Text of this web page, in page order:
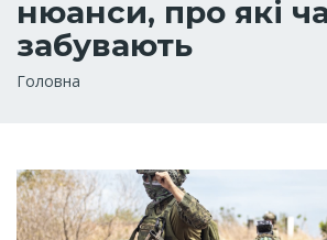
нюанси, про які
забувають
Рядок
Головна